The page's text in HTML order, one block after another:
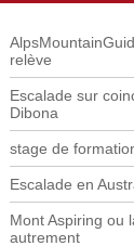
relève
Escalade sur
Dibona
stage de
Escalade en
Mont Aspiring ou
autrement